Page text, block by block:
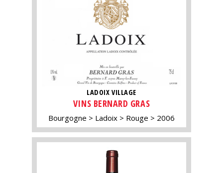
LADOIX VILLAGE
VINS BERNARD GRAS
Bourgogne Ladoix Rouge 2006